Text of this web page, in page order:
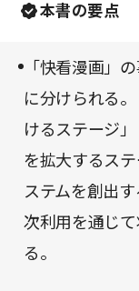
本書の要点
「快看漫画」
に分けられる
けるステージ
を拡大するス
ステムを創出
次利用を通じ
る。